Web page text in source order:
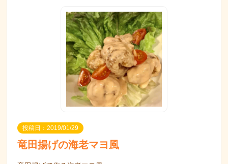
投稿日：2019/01/29
竜田揚げの海老マヨ風